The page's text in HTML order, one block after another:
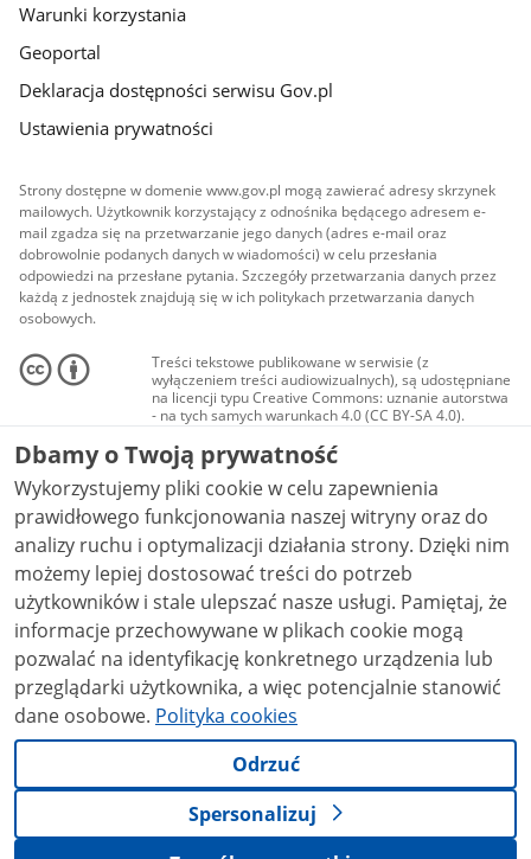
Warunki korzystania
Geoportal
Deklaracja dostępności serwisu Gov.pl
Ustawienia prywatności
Strony dostępne w domenie www.gov.pl mogą zawierać adresy skrzynek
mailowych. Użytkownik korzystający z odnośnika będącego adresem e-
mail zgadza się na przetwarzanie jego danych (adres e-mail oraz
dobrowolnie podanych danych w wiadomości) w celu przesłania
odpowiedzi na przesłane pytania. Szczegóły przetwarzania danych przez
każdą z jednostek znajdują się w ich politykach przetwarzania danych
osobowych.
Treści tekstowe publikowane w serwisie (z
wyłączeniem treści audiowizualnych), są udostępniane
na licencji typu Creative Commons: uznanie autorstwa
- na tych samych warunkach 4.0 (CC BY-SA 4.0).
Materiały audiowizualne, w tym zdjęcia, materiały
audio i wideo, są udostępniane na licencji typu
Creative Commons: uznanie autorstwa użycie
niekomercyjne - bez utworów zależnych 4.0 (CC BY-
NC-ND 4.0), o ile nie jest to stwierdzone inaczej.
Dbamy o Twoją prywatność
Wykorzystujemy pliki cookie w celu zapewnienia
prawidłowego funkcjonowania naszej witryny oraz do
analizy ruchu i optymalizacji działania strony. Dzięki nim
możemy lepiej dostosować treści do potrzeb
użytkowników i stale ulepszać nasze usługi. Pamiętaj, że
informacje przechowywane w plikach cookie mogą
pozwalać na identyfikację konkretnego urządzenia lub
przeglądarki użytkownika, a więc potencjalnie stanowić
dane osobowe. Polityka cookies
Odrzuć
Spersonalizuj